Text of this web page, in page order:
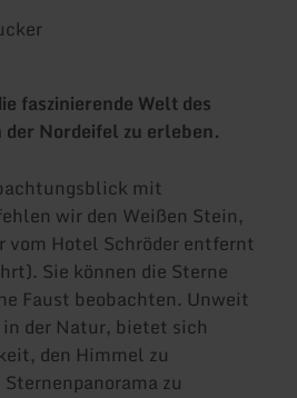
faszinierende Welt des
Nordeifel zu erleben.
mit
wir den Weißen Stein,
vom Hotel Schröder entfernt
Sie können die Sterne
Faust beobachten. Unweit
der Natur, bietet sich
den Himmel zu
zu